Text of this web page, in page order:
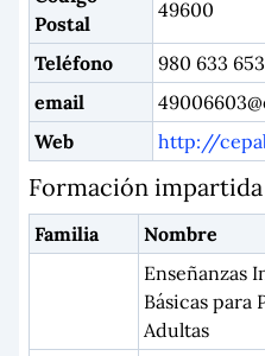
Postal
49600
Teléfono
980 633 653
email
Web
http://
Formación impartida
Familia Nombre
Enseñanzas
Básicas para
Adultas